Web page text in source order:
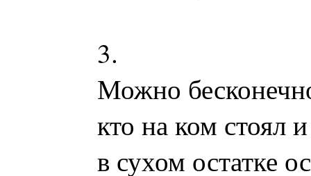
3.
Можно
кто на ком стоял
в сухом остатке